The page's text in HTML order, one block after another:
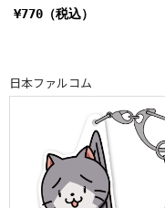
¥770（税込）
日本ファルコム